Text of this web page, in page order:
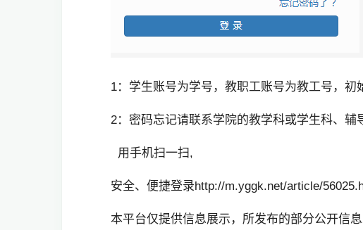
1：学生账号为学号，教职工账号为教工号，初
2：密码忘记请联系学院的教学科或学生科、辅
用手机扫一扫,
安全、便捷登录http://m.yggk.net/article/
本平台仅提供信息展示，所发布的部分公开信